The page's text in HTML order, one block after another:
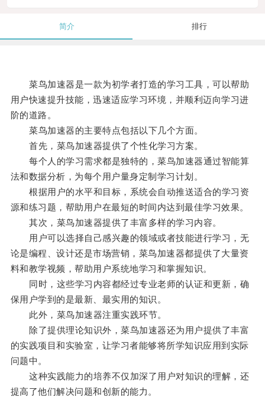
简介 排行
菜鸟加速器是一款为初学者打造的学习工具，可以帮助
用户快速提升技能，迅速适应学习环境，并顺利迈向学习进
阶的道路。
菜鸟加速器的主要特点包括以下几个方面。
首先，菜鸟加速器提供了个性化学习方案。
每个人的学习需求都是独特的，菜鸟加速器通过智能算
法和数据分析，为每个用户量身定制学习计划。
根据用户的水平和目标，系统会自动推送适合的学习资
源和练习题，帮助用户在最短的时间内达到最佳学习效果。
其次，菜鸟加速器提供了丰富多样的学习内容。
用户可以选择自己感兴趣的领域或者技能进行学习，无
论是编程、设计还是市场营销，菜鸟加速器都提供了大量资
料和教学视频，帮助用户系统地学习和掌握知识。
同时，这些学习内容都经过专业老师的认证和更新，确
保用户学到的是最新、最实用的知识。
此外，菜鸟加速器注重实践环节。
除了提供理论知识外，菜鸟加速器还为用户提供了丰富
的实践项目和实验室，让学习者能够将所学知识应用到实际
问题中。
这种实践能力的培养不仅加深了用户对知识的理解，还
提高了他们解决问题和创新的能力。